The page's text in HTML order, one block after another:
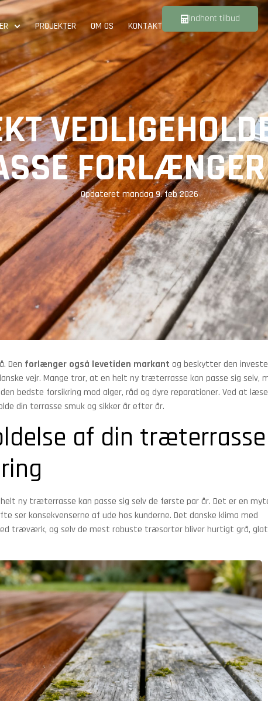
PROJEKTER OM OS KONTAKT
Indhent tilbud
Opdateret mandag 9. feb 2026
Den forlænger også levetiden markant og beskytter den
vejr. Mange tror, at en helt ny træterrasse kan passe sig selv,
bedste forsikring mod alger, råd og dyre reparationer. Ved at læse
din terrasse smuk og sikker år efter år.
af din træterrasse
ny træterrasse kan passe sig selv de første par år. Det er en
ser konsekvenserne af ude hos kunderne. Det danske klima med
træværk, og selv de mest robuste træsorter bliver hurtigt grå,